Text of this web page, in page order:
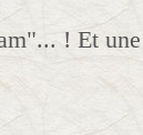
! Et une